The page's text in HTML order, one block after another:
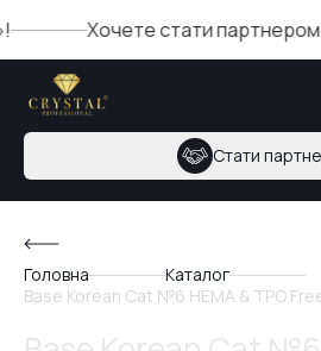
Хочете стати партнером
Стати
Головна
Каталог
Base Korean Cat №6 HEMA & TPO